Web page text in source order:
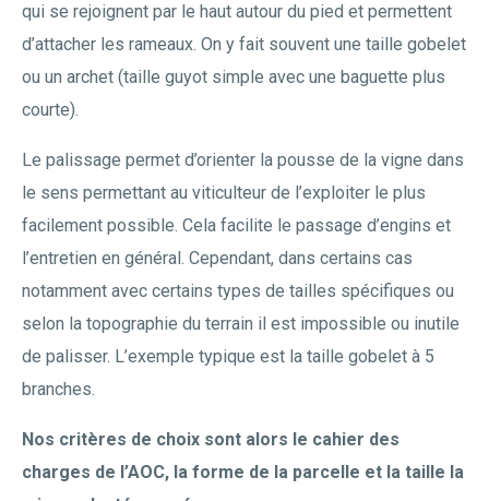
qui se rejoignent par le haut autour du pied et permettent
d’attacher les rameaux. On y fait souvent une taille gobelet
ou un archet (taille guyot simple avec une baguette plus
courte).
Le palissage permet d’orienter la pousse de la vigne dans
le sens permettant au viticulteur de l’exploiter le plus
facilement possible. Cela facilite le passage d’engins et
l’entretien en général. Cependant, dans certains cas
notamment avec certains types de tailles spécifiques ou
selon la topographie du terrain il est impossible ou inutile
de palisser. L’exemple typique est la taille gobelet à 5
branches.
Nos critères de choix sont alors le cahier des
charges de l’AOC, la forme de la parcelle et la taille la